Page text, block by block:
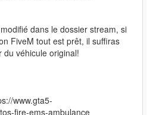
dans le dossier stream, si
FiveM tout est prêt, il suffiras
du véhicule original!
www.gta5-
fire-ems-ambulance